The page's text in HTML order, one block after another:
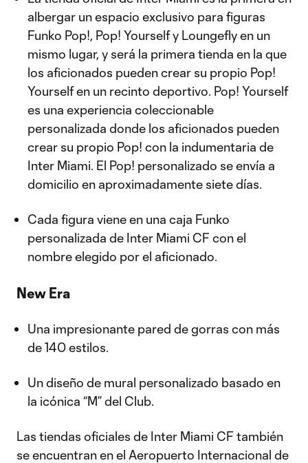
albergar un espacio exclusivo para figuras
Funko Pop!, Pop! Yourself y Loungefly en un
mismo lugar, y será la primera tienda en la que
los aficionados pueden crear su propio Pop!
Yourself en un recinto deportivo. Pop! Yourself
es una experiencia coleccionable
personalizada donde los aficionados pueden
crear su propio Pop! con la indumentaria de
Inter Miami. El Pop! personalizado se envía a
domicilio en aproximadamente siete días.
Cada figura viene en una caja Funko
personalizada de Inter Miami CF con el
nombre elegido por el aficionado.
New Era
Una impresionante pared de gorras con más
de 140 estilos.
Un diseño de mural personalizado basado en
la icónica “M” del Club.
Las tiendas oficiales de Inter Miami CF también
se encuentran en el Aeropuerto Internacional de